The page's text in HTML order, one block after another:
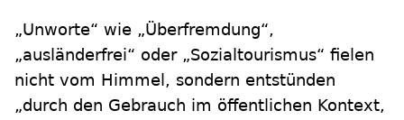
„Unworte“ wie „Überfremdung“,
„ausländerfrei“ oder „Sozialtourismus“ fielen
nicht vom Himmel, sondern entstünden
„durch den Gebrauch im öffentlichen Kontext,